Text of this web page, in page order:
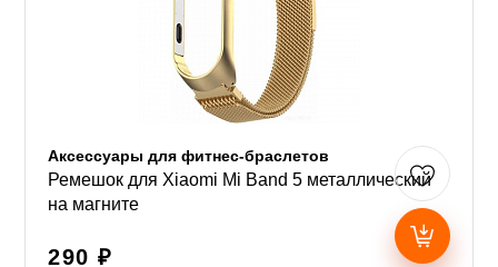
Аксессуары для фитнес-браслетов
Ремешок для Xiaomi Mi Band 5 металлический
на магните
290 ₽